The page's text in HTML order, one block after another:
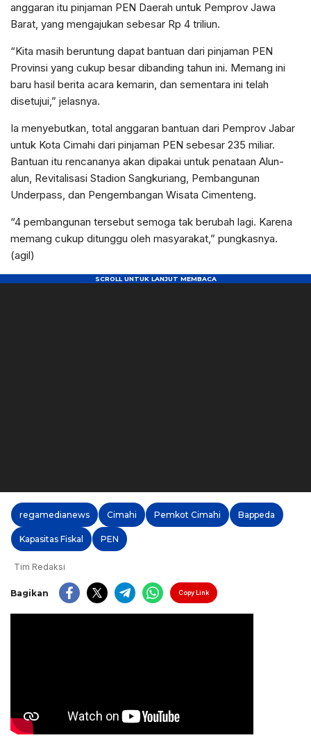
anggaran itu pinjaman PEN Daerah untuk Pemprov Jawa
Barat, yang mengajukan sebesar Rp 4 triliun.
“Kita masih beruntung dapat bantuan dari pinjaman PEN
Provinsi yang cukup besar dibanding tahun ini. Memang ini
baru hasil berita acara kemarin, dan sementara ini telah
disetujui,” jelasnya.
Ia menyebutkan, total anggaran bantuan dari Pemprov Jabar
untuk Kota Cimahi dari pinjaman PEN sebesar 235 miliar.
Bantuan itu rencananya akan dipakai untuk penataan Alun-
alun, Revitalisasi Stadion Sangkuriang, Pembangunan
Underpass, dan Pengembangan Wisata Cimenteng.
“4 pembangunan tersebut semoga tak berubah lagi. Karena
memang cukup ditunggu oleh masyarakat,” pungkasnya.
(agil)
regamedianews Cimahi Pemkot Cimahi Bappeda
Kapasitas Fiskal PEN
Tim Redaksi
Bagikan Copy Link